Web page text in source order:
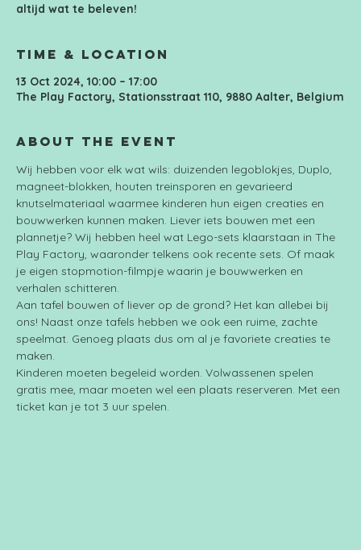
altijd wat te beleven!
Time & Location
13 Oct 2024, 10:00 – 17:00
The Play Factory, Stationsstraat 110, 9880 Aalter, Belgium
About the event
Wij hebben voor elk wat wils: duizenden legoblokjes, Duplo,
magneet-blokken, houten treinsporen en gevarieerd
knutselmateriaal waarmee kinderen hun eigen creaties en
bouwwerken kunnen maken. Liever iets bouwen met een
plannetje? Wij hebben heel wat Lego-sets klaarstaan in The
Play Factory, waaronder telkens ook recente sets. Of maak
je eigen stopmotion-filmpje waarin je bouwwerken en
verhalen schitteren.
Aan tafel bouwen of liever op de grond? Het kan allebei bij
ons! Naast onze tafels hebben we ook een ruime, zachte
speelmat. Genoeg plaats dus om al je favoriete creaties te
maken.
Kinderen moeten begeleid worden. Volwassenen spelen
gratis mee, maar moeten wel een plaats reserveren. Met een
ticket kan je tot 3 uur spelen.